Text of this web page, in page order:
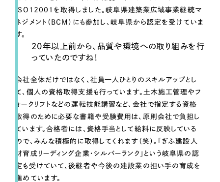
ISO12001を取得しました。岐阜県建築業広域事業継続マ
ネジメント（BCM）にも参加し、岐阜県から認定を受けていま
す。
20年以上前から、品質や環境への取り組みを行
っていたのですね！
会社全体だけではなく、社員一人ひとりのスキルアップとし
て、個人の資格取得支援も行っています。土木施工管理やフ
ォークリフトなどの運転技能講習など、会社で指定する資格
取得のために必要な書籍や受験費用は、原則会社で負担し
ています。合格者には、資格手当として給料に反映している
ので、みんな積極的に取得してくれます（笑）。「ぎふ建設人
材育成リーディング企業・シルバーランク」という岐阜県の認
定も受けていて、後継者や今後の建設業の担い手の育成を
進めています。